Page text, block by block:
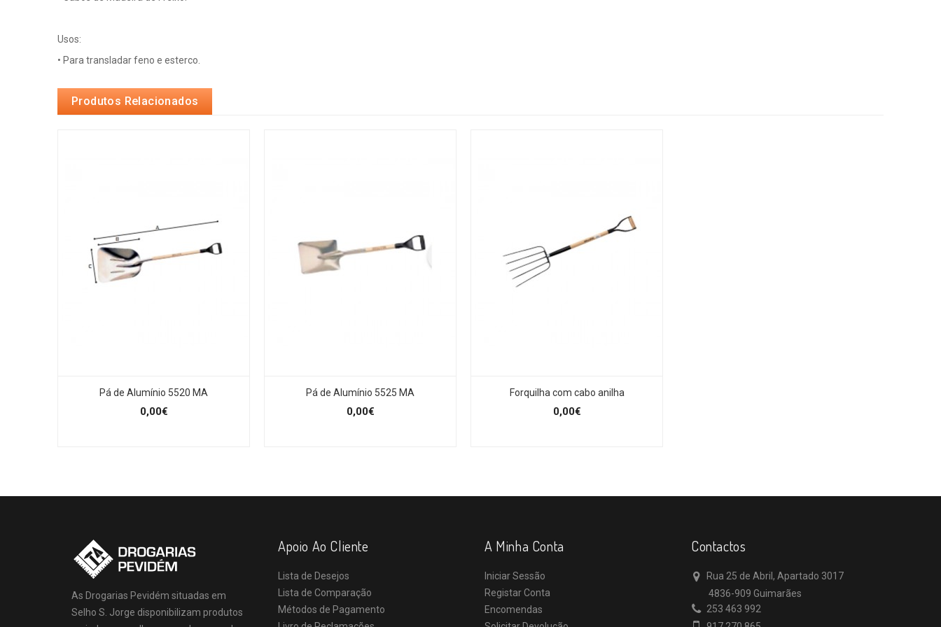
Usos:
• Para transladar feno e esterco.
Produtos Relacionados
Pá de Alumínio 5520 MA
0,00€
Pá de Alumínio 5525 MA
0,00€
Forquilha com cabo anilha
0,00€
As Drogarias Pevidém situadas em
Selho S. Jorge disponibilizam produtos
Apoio Ao Cliente
Lista de Desejos
Lista de Comparação
Métodos de Pagamento
A Minha Conta
Iniciar Sessão
Registar Conta
Encomendas
Contactos
Rua 25 de Abril, Apartado 3017
4836-909 Guimarães
253 463 992